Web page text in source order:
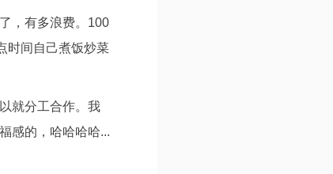
，有多浪费。100
时间自己煮饭炒菜
就分工合作。我
感的，哈哈哈哈...